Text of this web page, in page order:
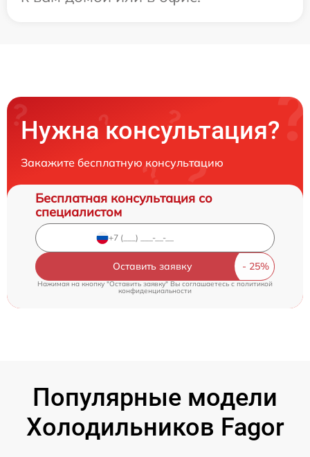
Нужна консультация?
Закажите бесплатную консультацию
Бесплатная консультация со
специалистом
Оставить заявку
Нажимая на кнопку "Оставить заявку" Вы соглашаетесь cполитикой
конфиденциальности
Популярные модели
Холодильников Fagor